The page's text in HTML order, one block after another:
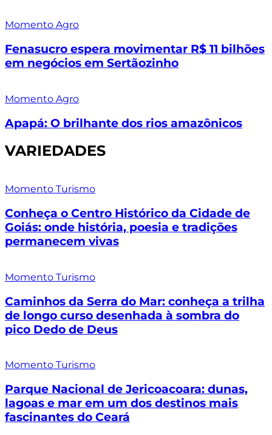
Momento Agro
Fenasucro espera movimentar R$ 11 bilhões
em negócios em Sertãozinho
Momento Agro
Apapá: O brilhante dos rios amazônicos
VARIEDADES
Momento Turismo
Conheça o Centro Histórico da Cidade de
Goiás: onde história, poesia e tradições
permanecem vivas
Momento Turismo
Caminhos da Serra do Mar: conheça a trilha
de longo curso desenhada à sombra do
pico Dedo de Deus
Momento Turismo
Parque Nacional de Jericoacoara: dunas,
lagoas e mar em um dos destinos mais
fascinantes do Ceará